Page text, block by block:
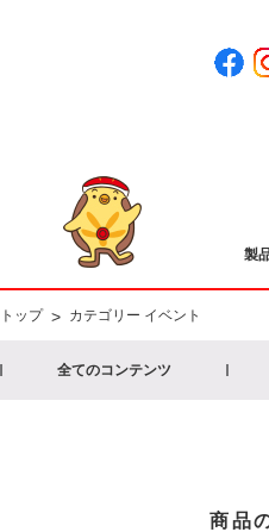
製
トップ > カテゴリー イベント
全てのコンテンツ
商品